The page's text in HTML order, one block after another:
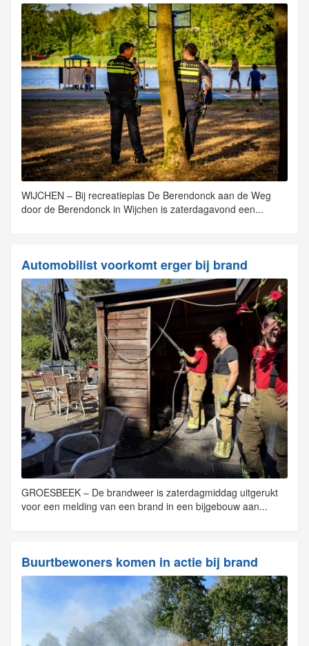
WIJCHEN – Bij recreatieplas De Berendonck aan de Weg
door de Berendonck in Wijchen is zaterdagavond een...
Automobilist voorkomt erger bij brand
GROESBEEK – De brandweer is zaterdagmiddag uitgerukt
voor een melding van een brand in een bijgebouw aan...
Buurtbewoners komen in actie bij brand